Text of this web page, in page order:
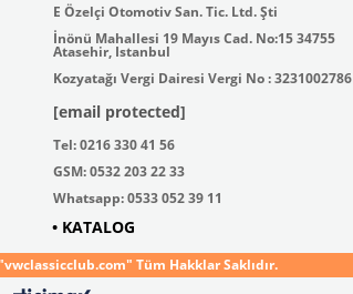
E Özelçi Otomotiv San. Tic. Ltd. Şti
İnönü Mahallesi 19 Mayıs Cad. No:15 34755
Atasehir, Istanbul
Kozyatağı Vergi Dairesi Vergi No : 3231002786
[email protected]
Tel: 0216 330 41 56
GSM: 0532 203 22 33
Whatsapp: 0533 052 39 11
• KATALOG
Tüm Hakklar Saklıdır.